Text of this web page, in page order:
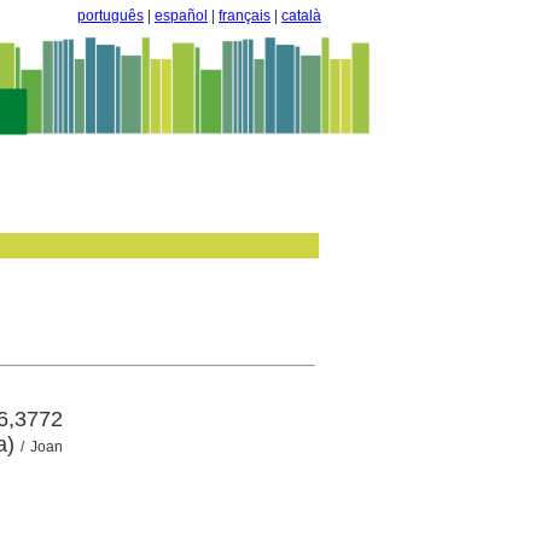
português español français català
/ Joan